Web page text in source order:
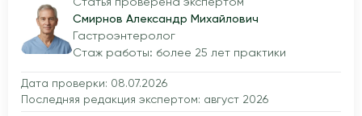
Смирнов Александр Михайлович
Гастроэнтеролог
Стаж работы: более 25 лет практики
Дата проверки: 08.07.2026
Последняя редакция экспертом: август 2026